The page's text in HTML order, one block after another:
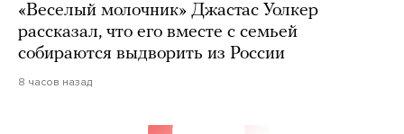
«Веселый молочник» Джастас Уолкер
рассказал, что его вместе с семьей
собираются выдворить из России
8 часов назад